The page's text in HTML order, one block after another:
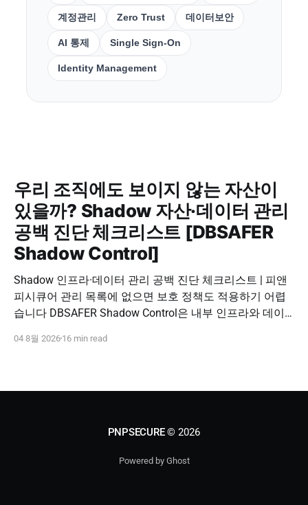
계정관리 Zero Trust 데이터보안
AI 통제 Single Sign-On
Identity Management
우리 조직에도 보이지 않는 자산이
있을까? Shadow 자산·데이터 관리
공백 진단 체크리스트 [DBSAFER
Shadow Control]
Shadow 인프라·데이터 관리 공백 진단 체크리스트 | 피앤
피시큐어 관리 목록에 없으면 보호 정책도 적용하기 어렵
습니다 DBSAFER Shadow Control은 내부 인프라와 데이
나의 보안 운영 흐름으로 제공합니다. DBSAFER Shadow
04 8월 2026 16 min read
PNPSECURE© 2026
Powered by Ghost